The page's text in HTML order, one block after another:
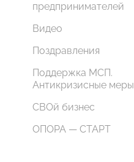
предпринимателей
Видео
Поздравления
Поддержка МСП.
Антикризисные меры
СВОй бизнес
ОПОРА — СТАРТ